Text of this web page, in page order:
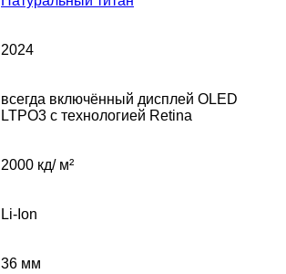
2024
всегда включённый дисплей OLED
LTPO3 с технологией Retina
2000 кд/ м²
Li-Ion
36 мм